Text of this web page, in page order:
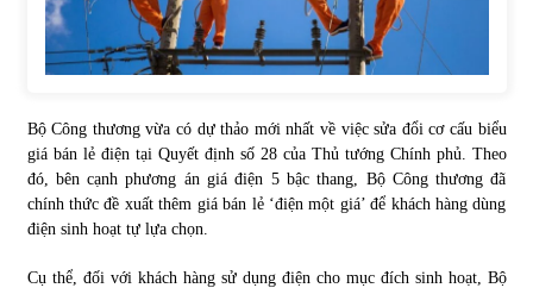
31/05/2022
31/05/2022
Chứng khoán ngày 30/5/2022: Top 10 cổ phiếu nổi bật
31/05/2022
Bộ Công thương vừa có dự thảo mới nhất về việc sửa đổi cơ cấu biểu
giá bán lẻ điện tại Quyết định số 28 của Thủ tướng Chính phủ. Theo
đó, bên cạnh phương án giá điện 5 bậc thang, Bộ Công thương đã
chính thức đề xuất thêm giá bán lẻ ‘điện một giá’ để khách hàng dùng
điện sinh hoạt tự lựa chọn.
Cụ thể, đối với khách hàng sử dụng điện cho mục đích sinh hoạt, Bộ